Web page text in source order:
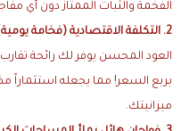
الفخمة والثبات الممتاز دون أي
2. التكلفة الاقتصادية (فخامة يومية)
العود المحسن يوفر لك رائحة
بربع السعر! مما يجعله استثماراً
ميزانيتك.